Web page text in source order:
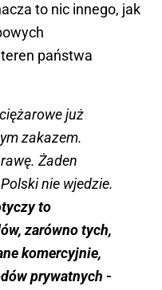
to nic innego, jak
państwa
już
zakazem.
Żaden
nie wjedzie.
to
zarówno tych,
komercyjnie,
prywatnych -